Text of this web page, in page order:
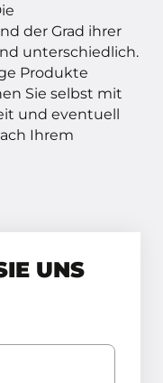
der Grad ihrer
unterschiedlich.
Produkte
Sie selbst mit
und eventuell
Ihrem
UNS